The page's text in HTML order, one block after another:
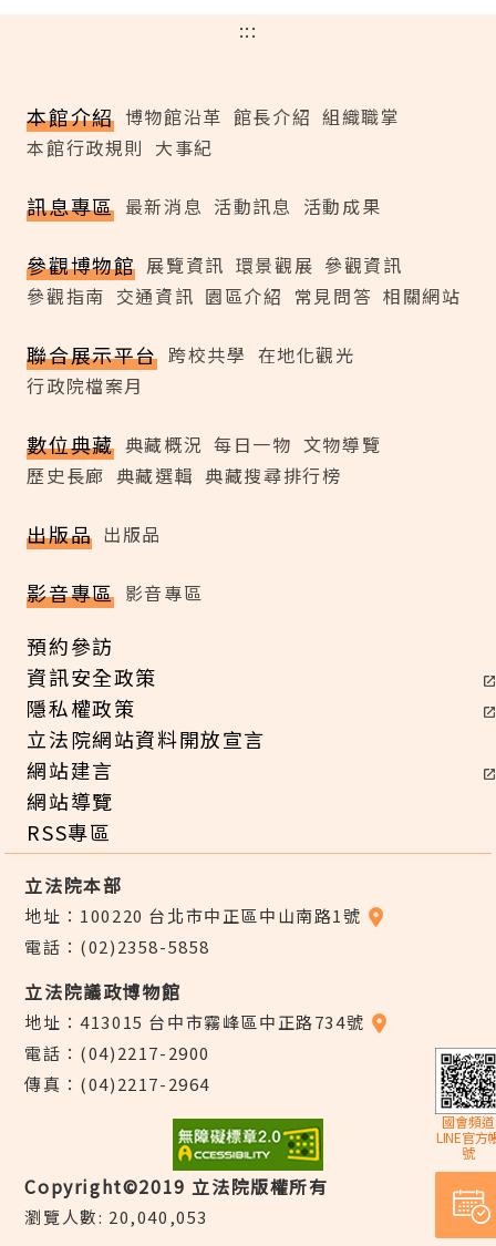
:::
本館介紹 博物館沿革 館長介紹 組織職掌
本館行政規則 大事紀
訊息專區 最新消息 活動訊息 活動成果
參觀博物館 展覽資訊 環景觀展 參觀資訊
參觀指南 交通資訊 園區介紹 常見問答 相關網站
聯合展示平台 跨校共學 在地化觀光
行政院檔案月
數位典藏 典藏概況 每日一物 文物導覽
歷史長廊 典藏選輯 典藏搜尋排行榜
出版品 出版品
影音專區 影音專區
預約參訪
資訊安全政策
隱私權政策
立法院網站資料開放宣言
網站建言
網站導覽
RSS專區
立法院本部
地址：100220 台北市中正區中山南路1號
電話：(02)2358-5858
立法院議政博物館
地址：413015 台中市霧峰區中正路734號
電話：(04)2217-2900
傳真：(04)2217-2964
Copyright©2019 立法院版權所有
瀏覽人數: 20,040,053
國會頻道
LINE官方
號